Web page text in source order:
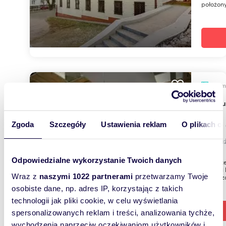
Zgoda Szczegóły Ustawienia reklam O plikach
Odpowiedzialne wykorzystanie Twoich danych
Wraz z naszymi 1022 partnerami przetwarzamy Twoje
osobiste dane, np. adres IP, korzystając z takich
technologii jak pliki cookie, w celu wyświetlania
spersonalizowanych reklam i treści, analizowania tychże,
m
Lokal
1 499
lokal
Na